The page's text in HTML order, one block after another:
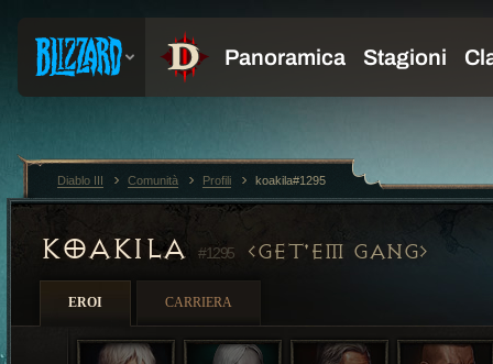
KOAKILA #1295 GET'EM GANG
EROI CARRIERA
Diablo III Comunità Profili koakila#1295